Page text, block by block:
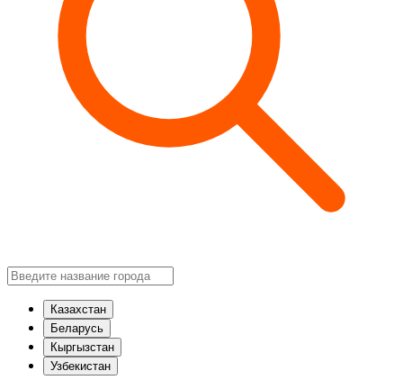
Казахстан
Беларусь
Кыргызстан
Узбекистан